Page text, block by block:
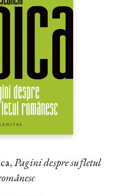
Pagini despre sufletul